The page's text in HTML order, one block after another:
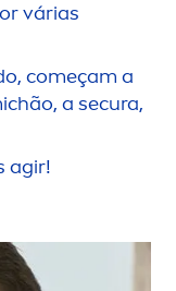
várias
começam a
a secura,
agir!